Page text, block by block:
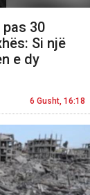
pas 30
Si një
e dy
6 Gusht, 16:18